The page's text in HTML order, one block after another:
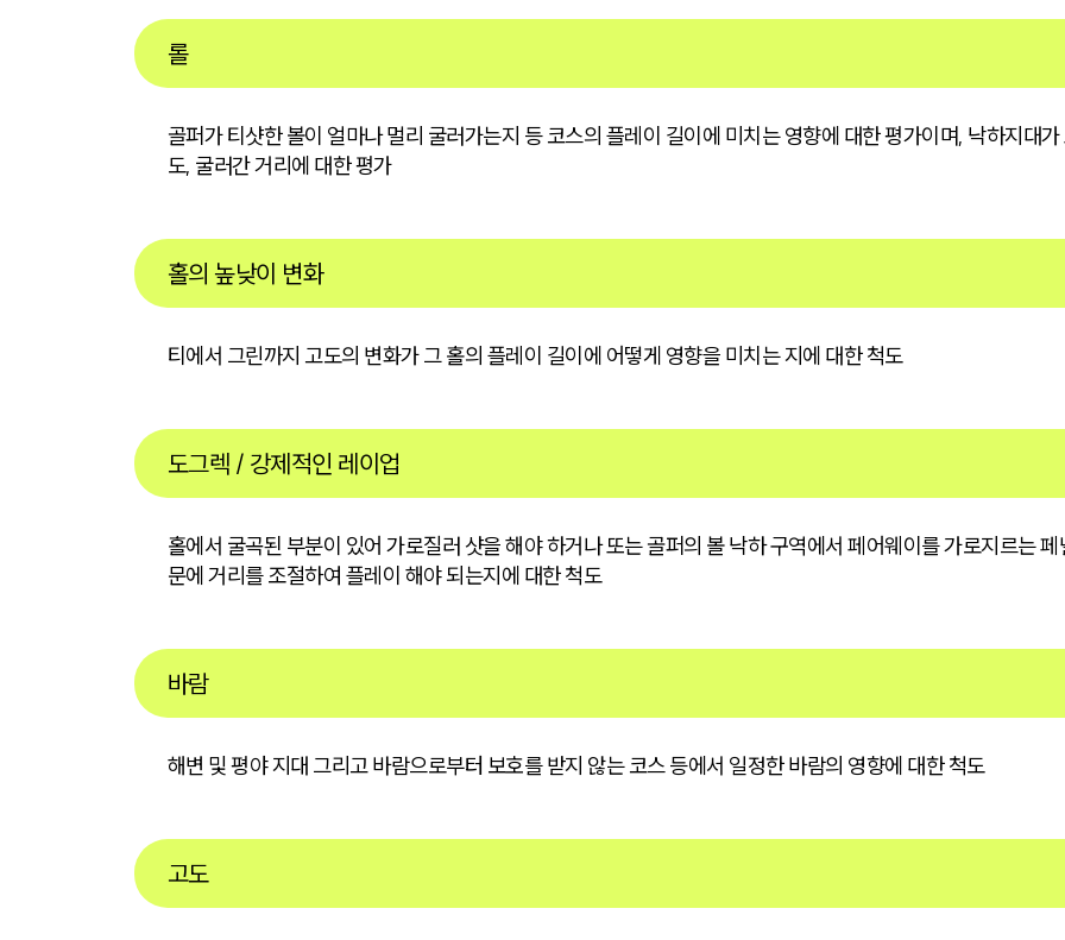
롤
골퍼가 티샷한 볼이 얼마나 멀리 굴러가는지 등 코스의 플레이 길이에 미치는 영향에 대한 평가이며, 낙하지대
도, 굴러간 거리에 대한 평가
홀의 높낮이 변화
티에서 그린까지 고도의 변화가 그 홀의 플레이 길이에 어떻게 영향을 미치는 지에 대한 척도
도그렉 / 강제적인 레이업
홀에서 굴곡된 부분이 있어 가로질러 샷을 해야 하거나 또는 골퍼의 볼 낙하 구역에서 페어웨이를 가로지르는
문에 거리를 조절하여 플레이 해야 되는지에 대한 척도
바람
해변 및 평야 지대 그리고 바람으로부터 보호를 받지 않는 코스 등에서 일정한 바람의 영향에 대한 척도
고도